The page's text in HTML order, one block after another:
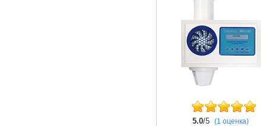
5.0/5 (1 оценка)